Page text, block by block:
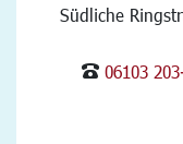
Südliche
06103